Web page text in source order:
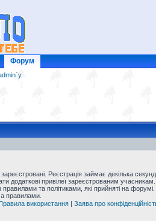
Форум
Реєстрація займає декілька
додаткові привілеї зареєстрованим
та політиками, які прийняті на
правилами.
використання| Заява про